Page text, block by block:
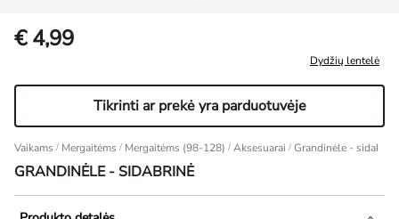
€ 4,99
Dydžių lentelė
Tikrinti ar prekė yra parduotuvėje
Vaikams / Mergaitėms / Mergaitėms (98-128) / Aksesuarai Grandinėle - sidabrinė
GRANDINĖLE - SIDABRINĖ